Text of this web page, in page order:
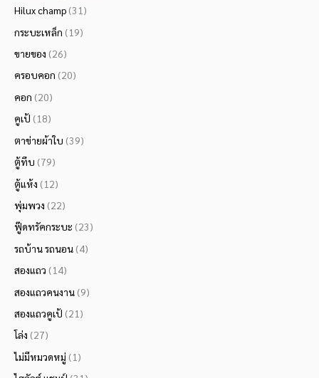
Hilux champ (31)
กระบะเหล็ก (19)
ขายของ (26)
ครอบคอก (20)
คอก (20)
คูเป้ (18)
ตาข่ายผ้าใบ (39)
ตู้ทึบ (79)
ตู้แห้ง (12)
พุ่มพวง (22)
ฟู๊ดทรัคกระบะ (23)
รถบ้าน รถนอน (4)
สองแถว (14)
สองแถวคนงาน (9)
สองแถวคูเป้ (21)
โล่ง (27)
ไม่มีหมวดหมู่ (1)